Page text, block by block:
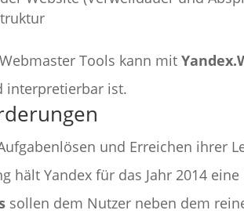
Tools kann mit
interpretierbar ist.
und Erreichen ihrer
hält Yandex für das Jahr 2014
sollen dem Nutzer neben dem